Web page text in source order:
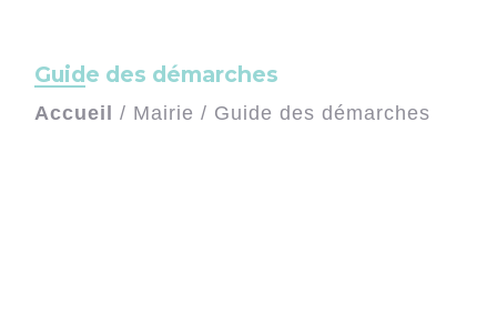
Guide des démarches
Accueil / Mairie / Guide des démarches